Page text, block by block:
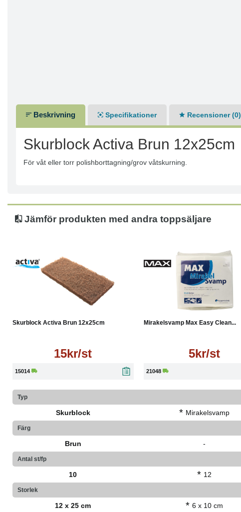
Beskrivning Specifikationer Recensioner (0)
Skurblock Activa Brun 12x25cm
För våt eller torr polishborttagning/grov våtskurning.
Jämför produkten med andra toppsäljare
Skurblock Activa Brun 12x25cm
15kr/st
15014
Mirakelsvamp Max Easy Clean...
5kr/st
21048
Läs mer
Typ
Skurblock * Mirakelsvamp
Färg
Brun -
Antal st/fp
10 * 12
Storlek
12 x 25 cm * 6 x 10 cm